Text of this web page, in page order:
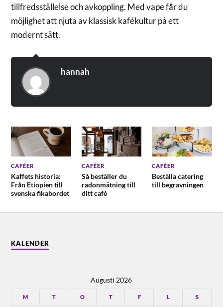
tillfredsställelse och avkoppling. Med vape får du
möjlighet att njuta av klassisk kafékultur på ett
modernt sätt.
hannah
CAFÉER
Kaffets historia:
Från Etiopien till
svenska fikabordet
CAFÉER
Så beställer du
radonmätning till
ditt café
CAFÉER
Beställa catering
till begravningen
KALENDER
Augusti 2026
M T O T F L S